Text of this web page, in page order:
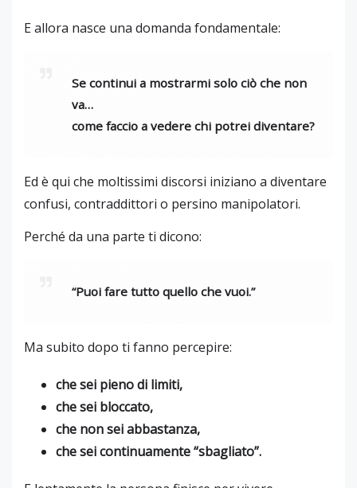
E allora nasce una domanda fondamentale:
Se continui a mostrarmi solo ciò che non
va…
come faccio a vedere chi potrei diventare?
Ed è qui che moltissimi discorsi iniziano a diventare
confusi, contraddittori o persino manipolatori.
Perché da una parte ti dicono:
“Puoi fare tutto quello che vuoi.”
Ma subito dopo ti fanno percepire:
che sei pieno di limiti,
che sei bloccato,
che non sei abbastanza,
che sei continuamente “sbagliato”.